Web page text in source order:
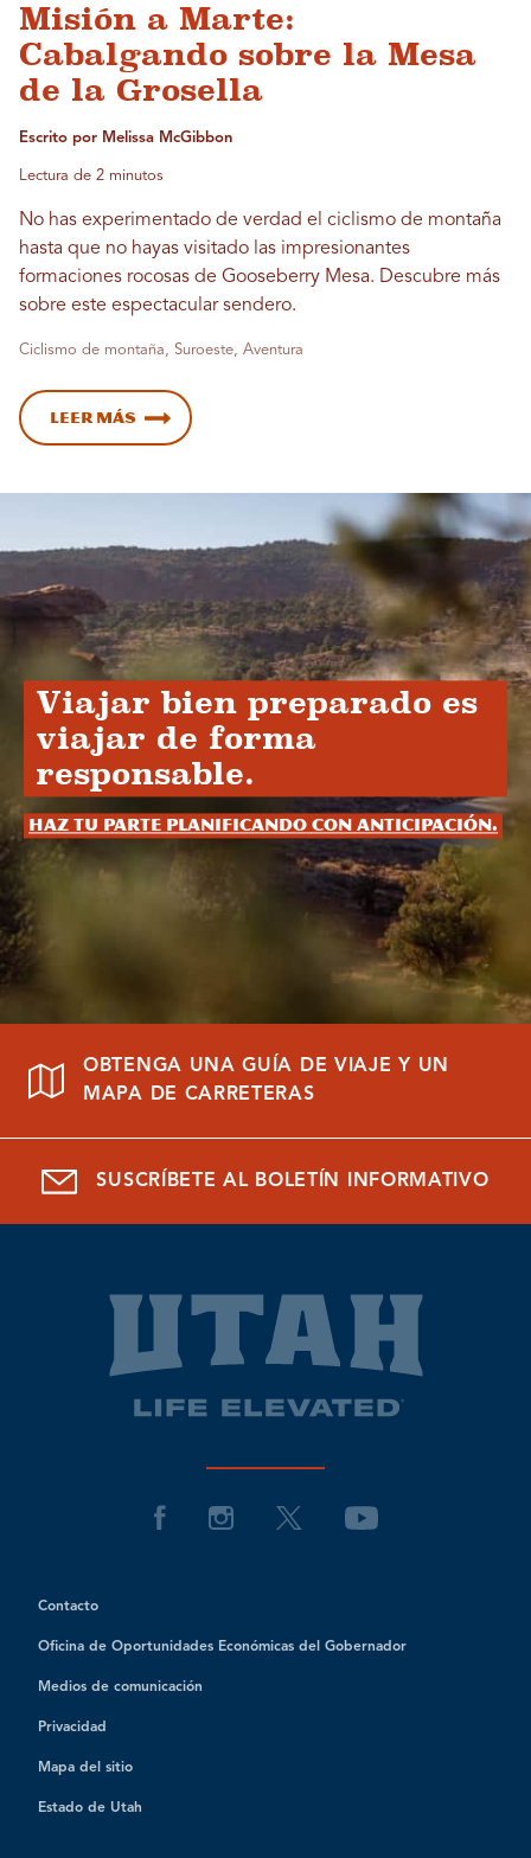
Misión a Marte:
Cabalgando sobre la Mesa
de la Grosella
Escrito por Melissa McGibbon
Lectura de 2 minutos
No has experimentado de verdad el ciclismo de montaña
hasta que no hayas visitado las impresionantes
formaciones rocosas de Gooseberry Mesa. Descubre más
sobre este espectacular sendero.
Ciclismo de montaña, Suroeste, Aventura
Leer más
Viajar bien preparado es
viajar de forma
responsable.
Haz tu parte planificando con anticipación.
OBTENGA UNA GUÍA DE VIAJE Y UN
MAPA DE CARRETERAS
SUSCRÍBETE AL BOLETÍN INFORMATIVO
Contacto
Oficina de Oportunidades Económicas del Gobernador
Medios de comunicación
Privacidad
Mapa del sitio
Estado de Utah